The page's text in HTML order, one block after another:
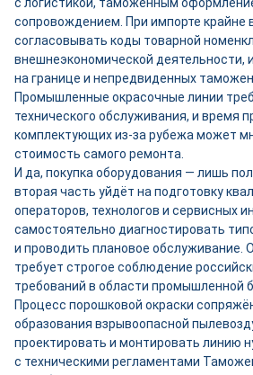
сопровождением. При импорте крайне
согласовывать коды товарной
внешнеэкономической деятельности,
на границе и непредвиденных
Промышленные окрасочные линии
технического обслуживания, и время
комплектующих из-за рубежа может
стоимость самого ремонта.
И да, покупка оборудования — лишь
вторая часть уйдёт на подготовку
операторов, технологов и сервисных
самостоятельно диагностировать
и проводить плановое обслуживание.
требует строгое соблюдение
требований в области промышленной
Процесс порошковой окраски
образования взрывоопасной
проектировать и монтировать линию
с техническими регламентами